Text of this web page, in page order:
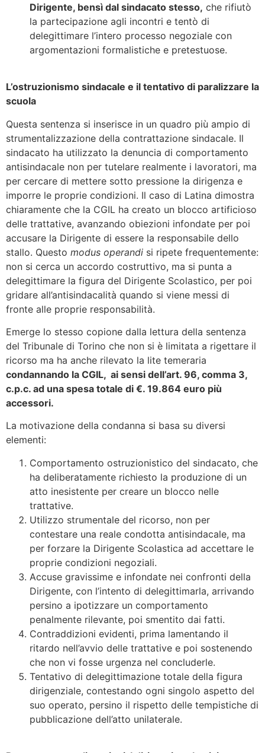
Dirigente, bensì dal sindacato stesso, che rifiutò
la partecipazione agli incontri e tentò di
delegittimare l’intero processo negoziale con
argomentazioni formalistiche e pretestuose.
L’ostruzionismo sindacale e il tentativo di paralizzare la
scuola
Questa sentenza si inserisce in un quadro più ampio di
strumentalizzazione della contrattazione sindacale. Il
sindacato ha utilizzato la denuncia di comportamento
antisindacale non per tutelare realmente i lavoratori, ma
per cercare di mettere sotto pressione la dirigenza e
imporre le proprie condizioni. Il caso di Latina dimostra
chiaramente che la CGIL ha creato un blocco artificioso
delle trattative, avanzando obiezioni infondate per poi
accusare la Dirigente di essere la responsabile dello
stallo. Questo modus operandi si ripete frequentemente:
non si cerca un accordo costruttivo, ma si punta a
delegittimare la figura del Dirigente Scolastico, per poi
gridare all’antisindacalità quando si viene messi di
fronte alle proprie responsabilità.
Emerge lo stesso copione dalla lettura della sentenza
del Tribunale di Torino che non si è limitata a rigettare il
ricorso ma ha anche rilevato la lite temeraria
condannando la CGIL, ai sensi dell’art. 96, comma 3,
c.p.c. ad una spesa totale di €. 19.864 euro più
accessori.
La motivazione della condanna si basa su diversi
elementi:
Comportamento ostruzionistico del sindacato, che
ha deliberatamente richiesto la produzione di un
atto inesistente per creare un blocco nelle
trattative.
Utilizzo strumentale del ricorso, non per
contestare una reale condotta antisindacale, ma
per forzare la Dirigente Scolastica ad accettare le
proprie condizioni negoziali.
Accuse gravissime e infondate nei confronti della
Dirigente, con l’intento di delegittimarla, arrivando
persino a ipotizzare un comportamento
penalmente rilevante, poi smentito dai fatti.
Contraddizioni evidenti, prima lamentando il
ritardo nell’avvio delle trattative e poi sostenendo
che non vi fosse urgenza nel concluderle.
Tentativo di delegittimazione totale della figura
dirigenziale, contestando ogni singolo aspetto del
suo operato, persino il rispetto delle tempistiche di
pubblicazione dell’atto unilaterale.